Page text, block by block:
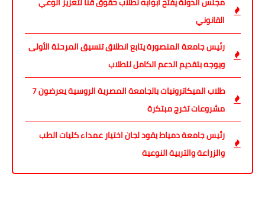
القانوني
رئيس جامعة المنصورة يتابع انطلاق تنسيق المرحلة الأولى
ويوجه بتقديم الدعم الكامل للطلاب
طلاب الميكاترونيات بالجامعة المصرية الروسية يعرضون 7
مشروعات تخرج مبتكرة
رئيس جامعة دمياط يقود لجان اختيار عمداء كليات الطب
والزراعة والتربية النوعية